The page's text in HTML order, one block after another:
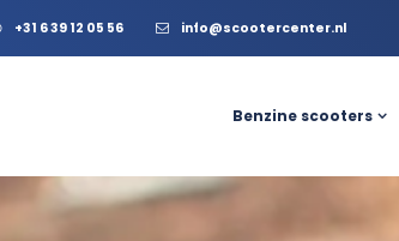
+31 6 39 12 05 56 info@scootercenter.nl
Benzine scooters